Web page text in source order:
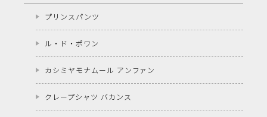
プリンスパンツ
ル・ド・ポワン
カシミヤモナムール アンファン
クレープシャツ バカンス